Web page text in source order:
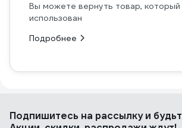
Вы можете вернуть товар,
использован
Подробнее
Подпишитесь на рассылкуи